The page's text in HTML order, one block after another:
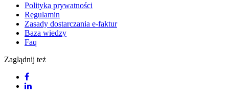
Polityka prywatności
Regulamin
Zasady dostarczania e-faktur
Baza wiedzy
Faq
Zaglądnij też